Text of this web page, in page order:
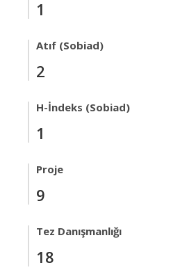
1
Atıf (Sobiad)
2
H-İndeks (Sobiad)
1
Proje
9
Tez Danışmanlığı
18